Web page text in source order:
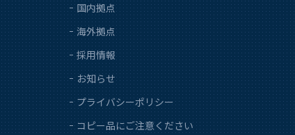
国内拠点
海外拠点
採用情報
お知らせ
プライバシーポリシー
コピー品にご注意ください